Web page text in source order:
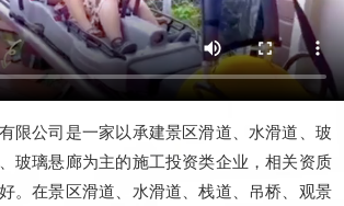
限公司是一家以承建景区滑道、水滑道、玻
玻璃悬廊为主的施工投资类企业，相关资质
。在景区滑道、水滑道、栈道、吊桥、观景